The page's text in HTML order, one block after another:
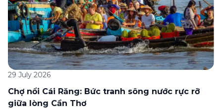
29 July 2026
Chợ nổi Cái Răng: Bức tranh sông nước rực rỡ
giữa lòng Cần Thơ